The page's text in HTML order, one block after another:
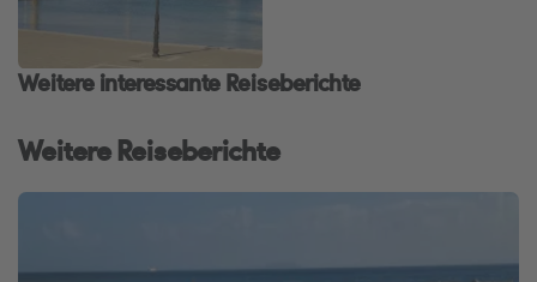
Weitere interessante Reiseberichte
Weitere Reiseberichte